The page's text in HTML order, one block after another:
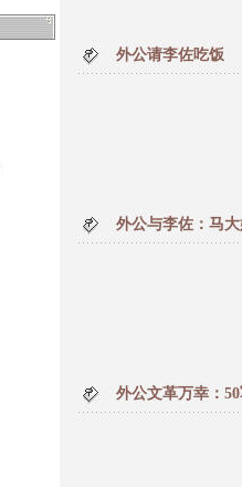
外公请李佐吃饭
外公与李佐：马
外公文革万幸：